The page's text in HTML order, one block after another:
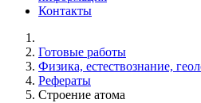
Контакты
Готовые работы
Физика, естествознание,
Рефераты
Строение атома